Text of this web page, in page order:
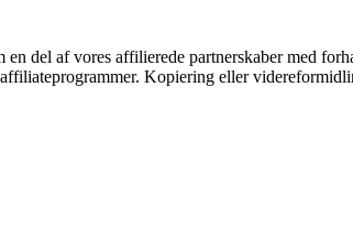
del af vores affilierede partnerskaber med
Kopiering eller